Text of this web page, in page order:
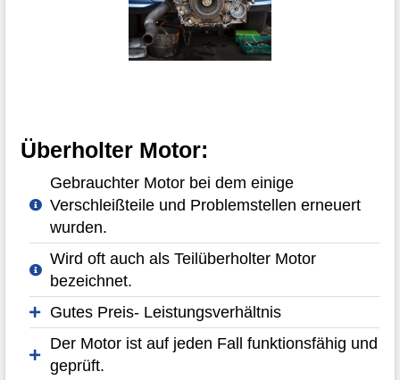
Überholter Motor:
Gebrauchter Motor bei dem einige
Verschleißteile und Problemstellen erneuert
wurden.
Wird oft auch als Teilüberholter Motor
bezeichnet.
Gutes Preis- Leistungsverhältnis
Der Motor ist auf jeden Fall funktionsfähig und
geprüft.